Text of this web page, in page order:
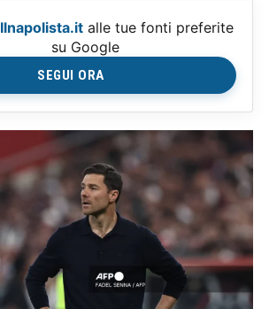
Ilnapolista.it alle tue fonti preferite
su Google
SEGUI ORA